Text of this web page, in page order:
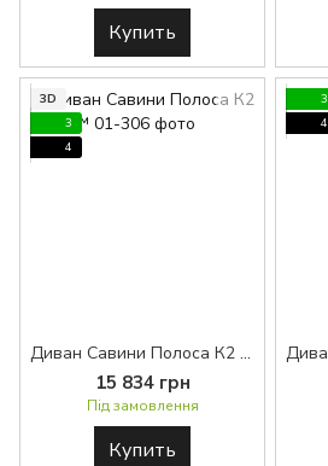
Купить
3D
3
4
Диван Савини Полоса К2 BASE™
15 834 грн
Під замовлення
Купить
3
4